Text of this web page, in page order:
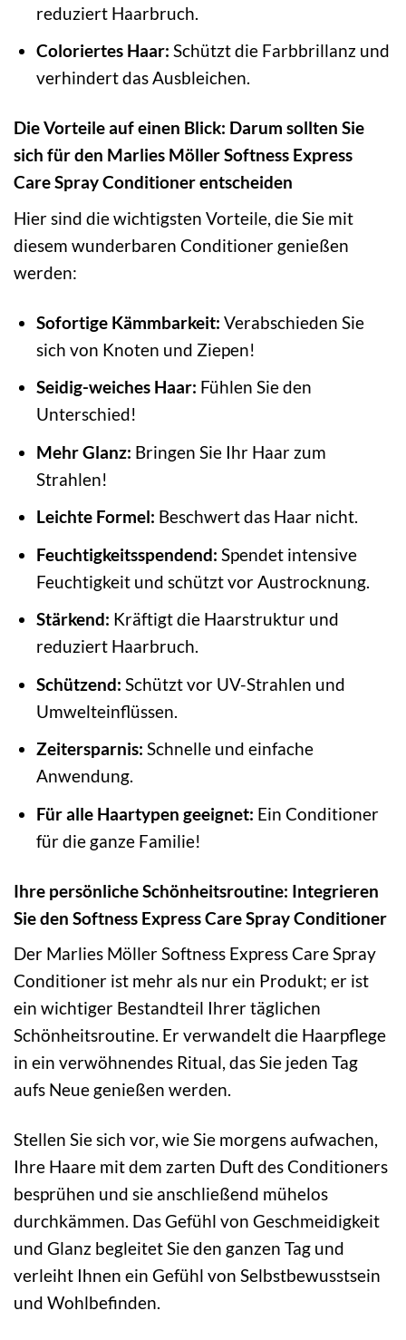
reduziert Haarbruch.
Coloriertes Haar: Schützt die Farbbrillanz und
verhindert das Ausbleichen.
Die Vorteile auf einen Blick: Darum sollten Sie
sich für den Marlies Möller Softness Express
Care Spray Conditioner entscheiden
Hier sind die wichtigsten Vorteile, die Sie mit
diesem wunderbaren Conditioner genießen
werden:
Sofortige Kämmbarkeit: Verabschieden Sie
sich von Knoten und Ziepen!
Seidig-weiches Haar: Fühlen Sie den
Unterschied!
Mehr Glanz: Bringen Sie Ihr Haar zum
Strahlen!
Leichte Formel: Beschwert das Haar nicht.
Feuchtigkeitsspendend: Spendet intensive
Feuchtigkeit und schützt vor Austrocknung.
Stärkend: Kräftigt die Haarstruktur und
reduziert Haarbruch.
Schützend: Schützt vor UV-Strahlen und
Umwelteinflüssen.
Zeitersparnis: Schnelle und einfache
Anwendung.
Für alle Haartypen geeignet: Ein Conditioner
für die ganze Familie!
Ihre persönliche Schönheitsroutine: Integrieren
Sie den Softness Express Care Spray Conditioner
Der Marlies Möller Softness Express Care Spray
Conditioner ist mehr als nur ein Produkt; er ist
ein wichtiger Bestandteil Ihrer täglichen
Schönheitsroutine. Er verwandelt die Haarpflege
in ein verwöhnendes Ritual, das Sie jeden Tag
aufs Neue genießen werden.
Stellen Sie sich vor, wie Sie morgens aufwachen,
Ihre Haare mit dem zarten Duft des Conditioners
besprühen und sie anschließend mühelos
durchkämmen. Das Gefühl von Geschmeidigkeit
und Glanz begleitet Sie den ganzen Tag und
verleiht Ihnen ein Gefühl von Selbstbewusstsein
und Wohlbefinden.